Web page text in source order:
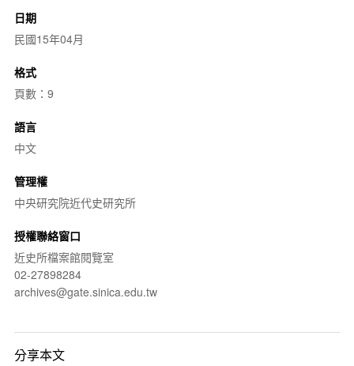
日期
民國15年04月
格式
頁數：9
語言
中文
管理權
中央研究院近代史研究所
授權聯絡窗口
近史所檔案館閱覽室
02-27898284
archives@gate.sinica.edu.tw
分享本文